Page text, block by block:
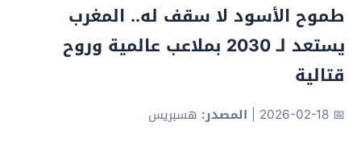
طموح الأسود لا سقف له.. المغرب
يستعد لـ 2030 بملاعب عالمية وروح
قتالية
📅 2026-02-18
| المصدر: هسبريس